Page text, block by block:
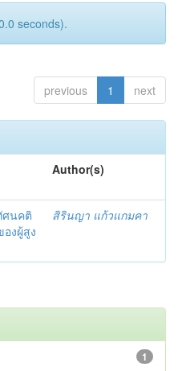
seconds).
previous 1 next
Author(s)
ศนคติ
องผู้สูง
สิรินญา แก้วแกมคา
1